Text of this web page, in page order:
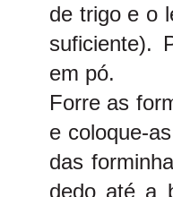
de trigo e o
suficiente).
em pó.
Forre as
e coloque-
das
dedo até a